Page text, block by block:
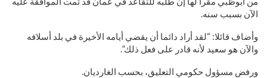
الآن بسبب سنه.
وأضاف قائلا: “لقد أراد دائما أن يقضي أيامه الأخيرة في بلد أسلافه
والآن هو سعيد لأنه قادر على فعل ذلك”.
ورفض مسؤول حكومي التعليق، بحسب الغارديان.